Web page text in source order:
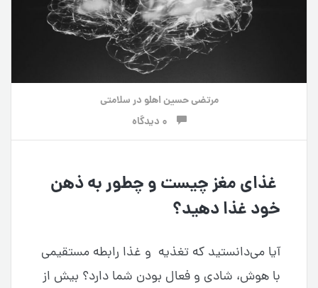
مرتضی حسین اهلو درسلامتی
غذای مغز چیست و چطور به ذهن
خود غذا دهید؟
آیا می‌دانستید که تغذیه و غذا رابطه مستقیمی
با هوش، شادی و فعال بودن شما دارد؟ بیش از